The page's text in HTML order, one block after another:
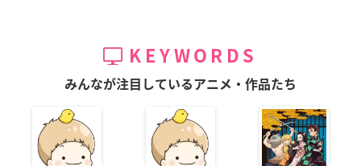
KEYWORDS
みんなが注目しているアニメ・作品たち